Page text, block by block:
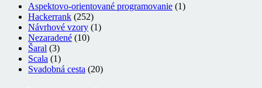
Aspektovo-orientované programovanie (1)
Hackerrank (252)
Návrhové vzory (1)
Nezaradené (10)
Šaral (3)
Scala (1)
Svadobná cesta (20)